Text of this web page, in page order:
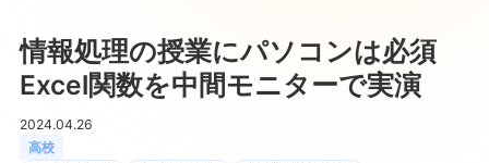
情報処理の授業にパソコンは必須
Excel関数を中間モニターで実演
2024.04.26
高校